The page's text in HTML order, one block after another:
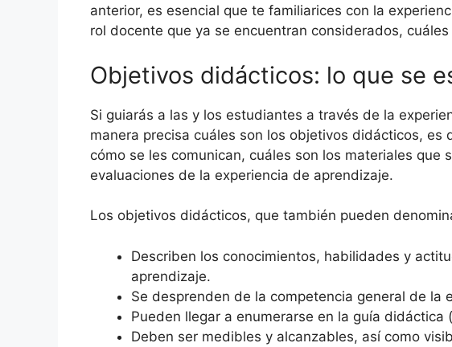
anterior, es esencial que te familiarices con la
rol docente que ya se encuentran considerados,
Objetivos didácticos: lo que se
Si guiarás a las y los estudiantes a través de la
manera precisa cuáles son los objetivos didácticos,
cómo se les comunican, cuáles son los materiales
evaluaciones de la experiencia de aprendizaje.
Los objetivos didácticos, que también pueden
Describen los conocimientos, habilidades y
aprendizaje.
Se desprenden de la competencia general de la
Pueden llegar a enumerarse en la guía
Deben ser medibles y alcanzables, así como